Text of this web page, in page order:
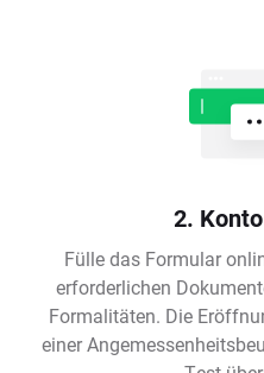
2.
Fülle das Formular
erforderlichen
Formalitäten. Die
einer